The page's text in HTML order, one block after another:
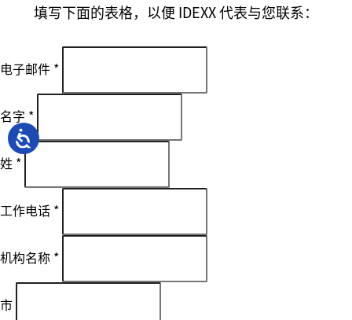
填写下面的表格，以便 IDEXX 代表与您联系：
电子邮件 *
名字 *
姓 *
工作电话 *
机构名称 *
市